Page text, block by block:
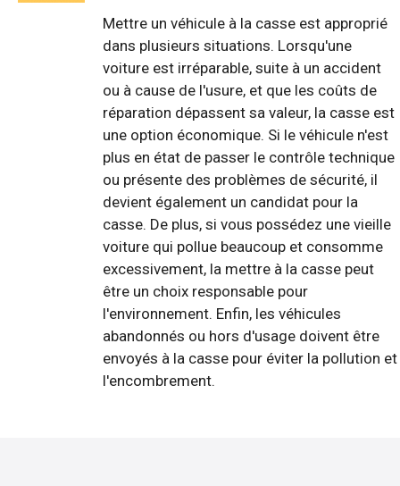
Mettre un véhicule à la casse est approprié
dans plusieurs situations. Lorsqu'une
voiture est irréparable, suite à un accident
ou à cause de l'usure, et que les coûts de
réparation dépassent sa valeur, la casse est
une option économique. Si le véhicule n'est
plus en état de passer le contrôle technique
ou présente des problèmes de sécurité, il
devient également un candidat pour la
casse. De plus, si vous possédez une vieille
voiture qui pollue beaucoup et consomme
excessivement, la mettre à la casse peut
être un choix responsable pour
l'environnement. Enfin, les véhicules
abandonnés ou hors d'usage doivent être
envoyés à la casse pour éviter la pollution et
l'encombrement.